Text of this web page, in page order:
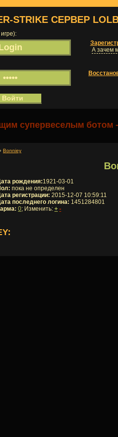
STRIKE СЕРВЕР
А зачем
супервеселым ботом
Bonniey
рождения:1921-03-01
пока не определен
регистрации: 2015-12-07 10:59:11
последнего логина: 1451284801
0; Изменить: + -